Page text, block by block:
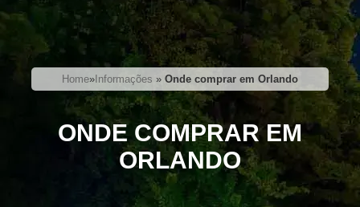
Home» Informações » Onde comprar em Orlando
ONDE COMPRAR EM
ORLANDO